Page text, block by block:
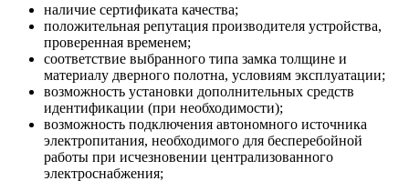
наличие сертификата качества;
положительная репутация производителя устройства,
проверенная временем;
соответствие выбранного типа замка толщине и
материалу дверного полотна, условиям эксплуатации;
возможность установки дополнительных средств
идентификации (при необходимости);
возможность подключения автономного источника
электропитания, необходимого для бесперебойной
работы при исчезновении централизованного
электроснабжения;